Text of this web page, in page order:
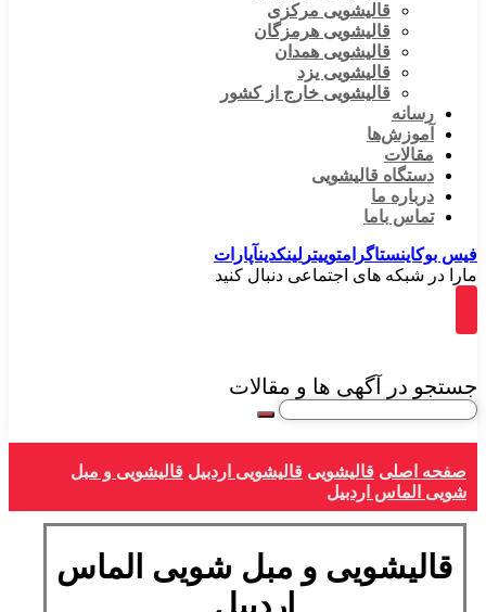
قالیشویی مرکزی
قالیشویی هرمزگان
قالیشویی همدان
قالیشویی یزد
قالیشویی خارج از کشور
رسانه
آموزش‌ها
مقالات
دستگاه قالیشویی
درباره ما
تماس باما
فیس بوکاینستاگرامتوییتر لینکدینآپارات
مارا در شبکه های اجتماعی دنبال کنید
جستجو در آگهی ها و مقالات
صفحه اصلی قالیشویی قالیشویی اردبیل قالیشویی و مبل
شویی الماس اردبیل
قالیشویی و مبل شویی الماس